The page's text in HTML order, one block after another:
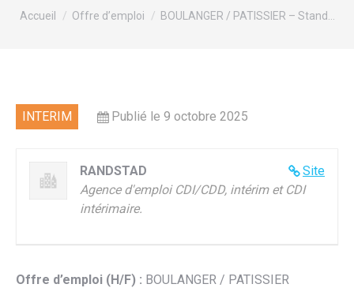
Vous êtes ici :
Accueil Offre d’emploi BOULANGER / PATISSIER – Stand…
INTERIM Publié le 9 octobre 2025
Site
RANDSTAD
Agence d'emploi CDI/CDD, intérim et CDI
intérimaire.
Offre d’emploi (H/F) : BOULANGER / PATISSIER